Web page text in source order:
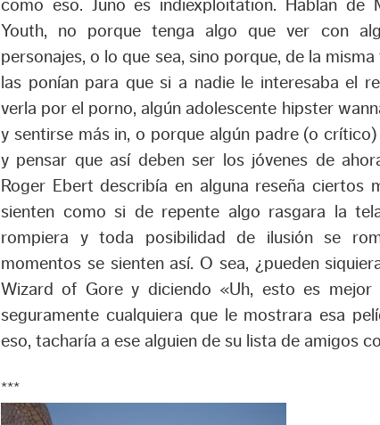
como eso. Juno es indiexploitation. Hablan de
Youth, no porque tenga algo que ver con
personajes, o lo que sea, sino porque, de la
las ponían para que si a nadie le interesaba el
verla por el porno, algún adolescente hipster
y sentirse más in, o porque algún padre (o
y pensar que así deben ser los jóvenes de
Roger Ebert describía en alguna reseña ciertos
sienten como si de repente algo rasgara la
rompiera y toda posibilidad de ilusión se
momentos se sienten así. O sea, ¿pueden
Wizard of Gore y diciendo «Uh, esto es mejor
seguramente cualquiera que le mostrara esa
eso, tacharía a ese alguien de su lista de amigos
***